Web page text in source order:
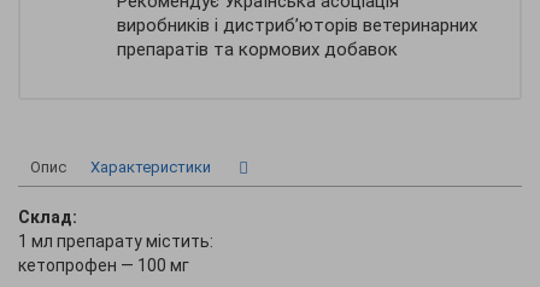
виробників і дистриб’юторів ветеринарних
препаратів та кормових добавок
Опис Характеристики
Склад:
1 мл препарату містить:
кетопрофен — 100 мг